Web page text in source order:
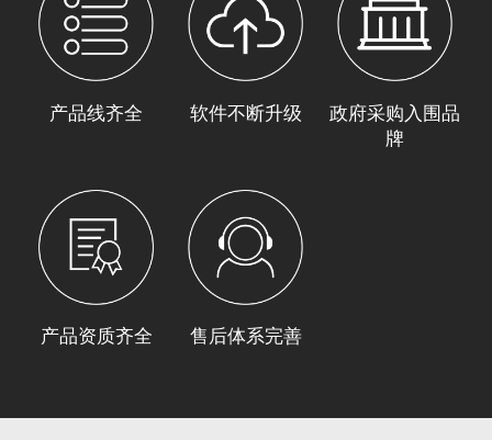
产品线齐全 软件不断升级
政府采购入围品
牌
产品资质齐全 售后体系完善